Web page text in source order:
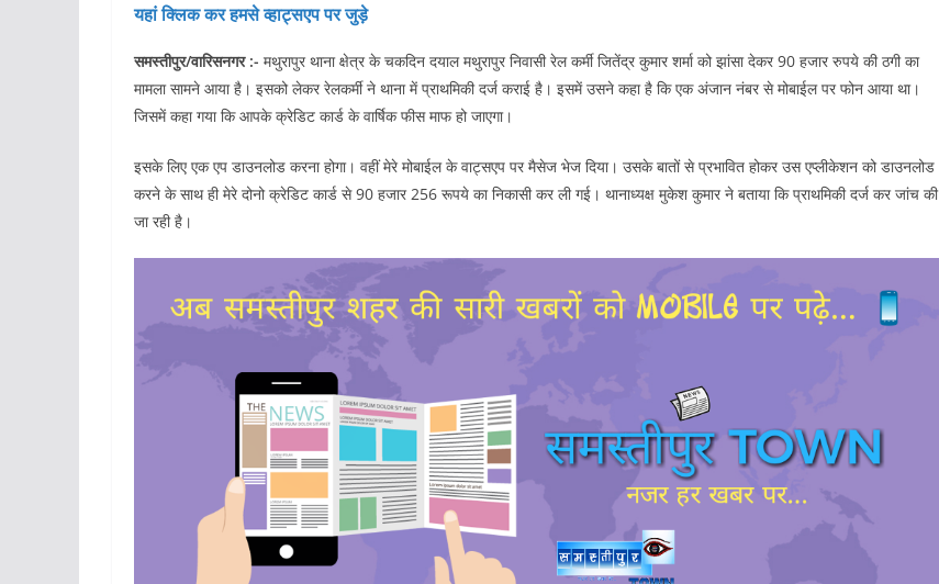
यहां क्लिक कर हमसे व्हाट्सएप पर जुड़े
समस्तीपुर/वारिसनगर :- मथुरापुर थाना क्षेत्र के चकदिन दयाल मथुरापुर निवासी रेल कर्मी जितेंद्र कुमार शर्मा को झांसा देकर 90 हजार रुपये की ठगी का
मामला सामने आया है। इसको लेकर रेलकर्मी ने थाना में प्राथमिकी दर्ज कराई है। इसमें उसने कहा है कि एक अंजान नंबर से मोबाईल पर फोन आया था।
जिसमें कहा गया कि आपके क्रेडिट कार्ड के वार्षिक फीस माफ हो जाएगा।
इसके लिए एक एप डाउनलोड करना होगा। वहीं मेरे मोबाईल के वाट्सएप पर मैसेज भेज दिया। उसके बातों से प्रभावित होकर उस एप्लीकेशन को डाउनलोड
करने के साथ ही मेरे दोनो क्रेडिट कार्ड से 90 हजार 256 रूपये का निकासी कर ली गई। थानाध्यक्ष मुकेश कुमार ने बताया कि प्राथमिकी दर्ज कर जांच की
जा रही है।